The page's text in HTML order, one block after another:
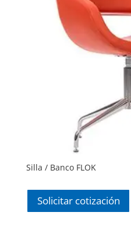
Silla / Banco FLOK
Solicitar cotización